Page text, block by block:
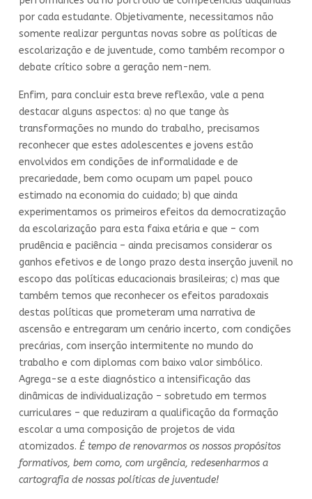
por cada estudante. Objetivamente, necessitamos não
somente realizar perguntas novas sobre as políticas de
escolarização e de juventude, como também recompor o
debate crítico sobre a geração nem-nem.
Enfim, para concluir esta breve reflexão, vale a pena
destacar alguns aspectos: a) no que tange às
transformações no mundo do trabalho, precisamos
reconhecer que estes adolescentes e jovens estão
envolvidos em condições de informalidade e de
precariedade, bem como ocupam um papel pouco
estimado na economia do cuidado; b) que ainda
experimentamos os primeiros efeitos da democratização
da escolarização para esta faixa etária e que – com
prudência e paciência – ainda precisamos considerar os
ganhos efetivos e de longo prazo desta inserção juvenil no
escopo das políticas educacionais brasileiras; c) mas que
também temos que reconhecer os efeitos paradoxais
destas políticas que prometeram uma narrativa de
ascensão e entregaram um cenário incerto, com condições
precárias, com inserção intermitente no mundo do
trabalho e com diplomas com baixo valor simbólico.
Agrega-se a este diagnóstico a intensificação das
dinâmicas de individualização – sobretudo em termos
curriculares – que reduziram a qualificação da formação
escolar a uma composição de projetos de vida
atomizados. É tempo de renovarmos os nossos propósitos
formativos, bem como, com urgência, redesenharmos a
cartografia de nossas políticas de juventude!